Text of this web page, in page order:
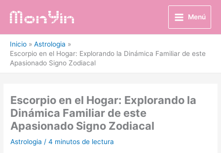
Menú
Inicio
Astrologia
Escorpio en el Hogar: Explorando la Dinámica Familiar de este
Apasionado Signo Zodiacal
Escorpio en el Hogar: Explorando la
Dinámica Familiar de este
Apasionado Signo Zodiacal
Astrologia /4 minutos de lectura